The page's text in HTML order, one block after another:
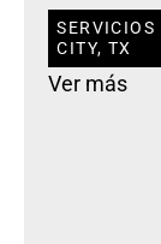
SERVICIOS
CITY, TX
Ver más